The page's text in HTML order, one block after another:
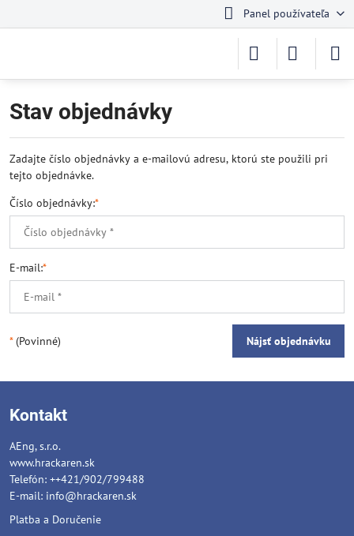
Panel používateľa
Stav objednávky
Zadajte číslo objednávky a e-mailovú adresu, ktorú ste použili pri
tejto objednávke.
Číslo objednávky:*
E-mail:*
*(Povinné) Nájsť objednávku
Kontakt
AEng, s.r.o.
www.hrackaren.sk
Telefón: ++421/902/799488
E-mail: info@hrackaren.sk
Platba a Doručenie